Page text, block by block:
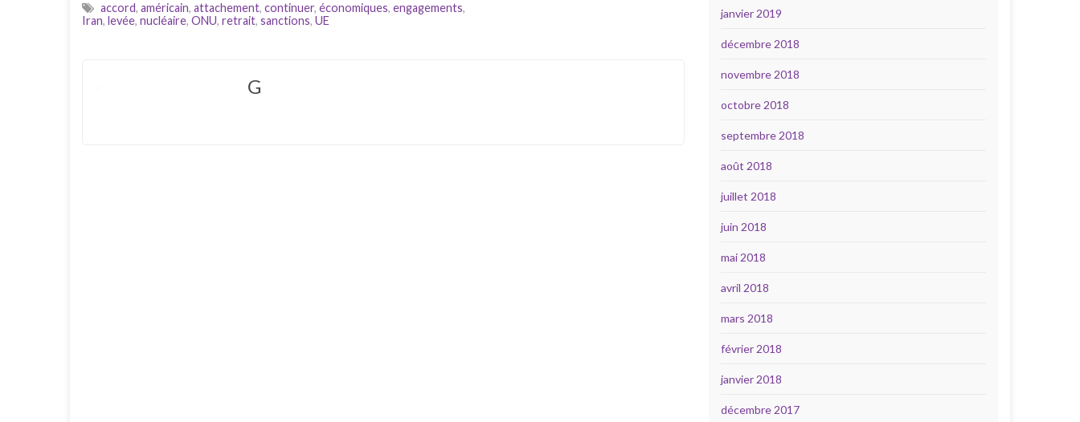
accord, américain, attachement, continuer, économiques, engagements,
Iran, levée, nucléaire, ONU, retrait, sanctions, UE
G
janvier 2019
décembre 2018
novembre 2018
octobre 2018
septembre 2018
août 2018
juillet 2018
juin 2018
mai 2018
avril 2018
mars 2018
février 2018
janvier 2018
décembre 2017